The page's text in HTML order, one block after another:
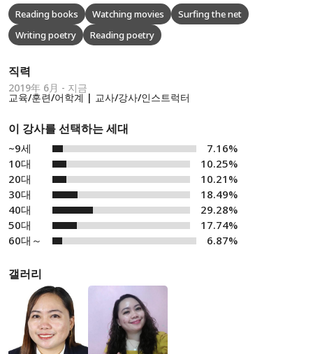
Reading books Watching movies
Surfing the net
Writing poetry
Reading poetry
직력
2019年 6月 - 지금
교육/훈련/어학계 | 교사/강사/인스트럭터
이 강사를 선택하는 세대
~9세
7.16%
10대
10.25%
20대
10.21%
30대
18.49%
40대
29.28%
50대
17.74%
60대～
6.87%
갤러리